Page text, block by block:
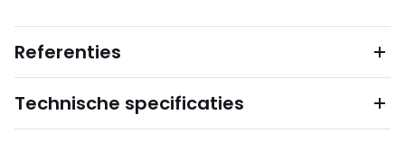
Referenties
Technische specificaties